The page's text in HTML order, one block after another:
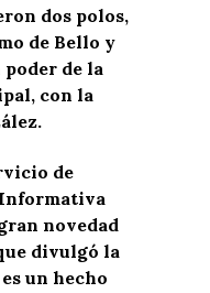
dos polos,
de Bello y
poder de la
con la
de
novedad
divulgó la
un hecho